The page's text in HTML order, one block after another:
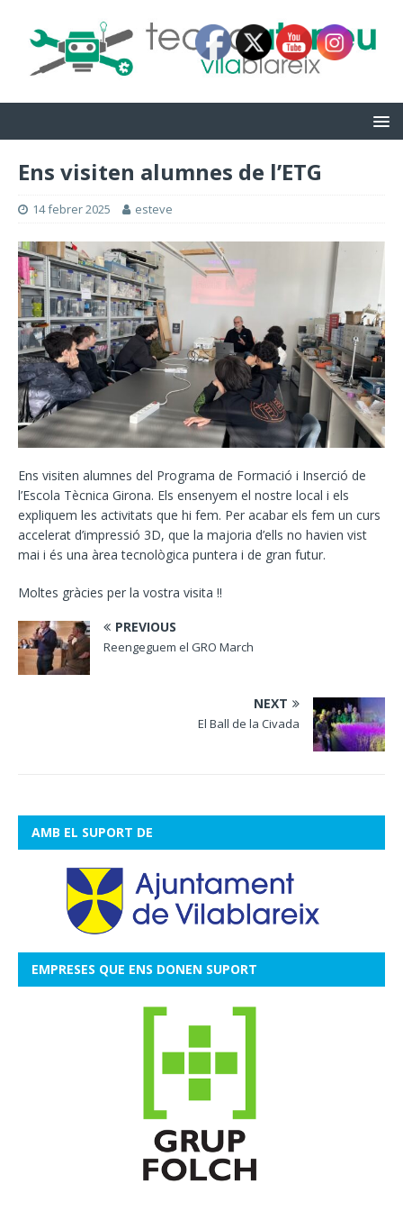
Ens visiten alumnes de l’ETG
14 febrer 2025 esteve
Ens visiten alumnes del Programa de Formació i Inserció de
l’Escola Tècnica Girona. Els ensenyem el nostre local i els
expliquem les activitats que hi fem. Per acabar els fem un curs
accelerat d’impressió 3D, que la majoria d’ells no havien vist
mai i és una àrea tecnològica puntera i de gran futur.
Moltes gràcies per la vostra visita !!
PREVIOUS
Reengeguem el GRO March
NEXT
El Ball de la Civada
AMB EL SUPORT DE
EMPRESES QUE ENS DONEN SUPORT